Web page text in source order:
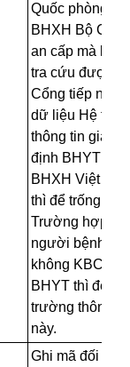
Quốc phòng,
BHXH Bộ Công
an cấp mà
tra cứu được
Cổng tiếp nhận
dữ liệu Hệ
thông tin giám
định BHYT của
BHXH Việt
thì để trống;-
Trường hợp
người bệnh
không KBCB
BHYT thì để
trường thông
này.
Ghi mã đối